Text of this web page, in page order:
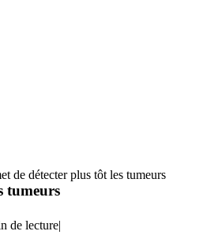
de détecter plus tôt les tumeurs
tumeurs
de lecture|